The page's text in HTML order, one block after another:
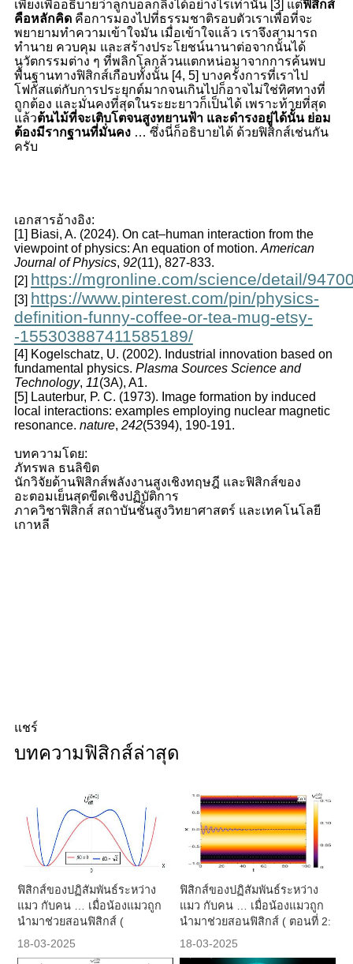
เพียงเพื่ออธิบายว่าลูกบอลกลิ้งได้อย่างไรเท่านั้น [ 3] แต่ฟิสิกส์
คือหลักคิดคือการมองไปที่ธรรมชาติรอบตัวเราเพื่อที่จะ
พยายามทำความเข้าใจมัน เมื่อเข้าใจแล้ว เราจึงสามารถ
ทำนาย ควบคุม และสร้างประโยชน์นานาต่อจากนั้นได้
นวัตกรรมต่าง ๆ ที่พลิกโลกล้วนแตกหน่อมาจากการค้นพบ
พื้นฐานทางฟิสิกส์เกือบทั้งนั้น [4, 5] บางครั้งการที่เราไป
โฟกัสแต่กับการประยุกต์มากจนเกินไปก็อาจไม่ใช่ทิศทางที่
ถูกต้อง และมั่นคงที่สุดในระยะยาวก็เป็นได้ เพราะท้ายที่สุด
แล้วต้นไม้ที่จะเติบโตจนสูงทยานฟ้า และดำรงอยู่ได้นั้น ย่อม
ต้องมีรากฐานที่มั่นคง… ซึ่งนี่ก็อธิบายได้ ด้วยฟิสิกส์เช่นกัน
ครับ
เอกสารอ้างอิง:
[1] Biasi, A. (2024). On cat–human interaction from the
viewpoint of physics: An equation of motion. American
Journal of Physics, 92(11), 827-833.
[2] https://mgronline.com/science/detail/
[3] https://www.pinterest.com/pin/physics-
definition-funny-coffee-or-tea-mug-etsy-
-155303887411585189/
[4] Kogelschatz, U. (2002). Industrial innovation based on
fundamental physics. Plasma Sources Science and
Technology, 11(3A), A1.
[5] Lauterbur, P. C. (1973). Image formation by induced
local interactions: examples employing nuclear magnetic
resonance. nature, 242(5394), 190-191.
บทความโดย:
ภัทรพล ธนลิขิต
นักวิจัยด้านฟิสิกส์พลังงานสูงเชิงทฤษฎี และฟิสิกส์ของ
อะตอมเย็นสุดขีดเชิงปฏิบัติการ
ภาควิชาฟิสิกส์ สถาบันชั้นสูงวิทยาศาสตร์ และเทคโนโลยี
เกาหลี
แชร์
บทความฟิสิกส์ล่าสุด
ฟิสิกส์ของปฏิสัมพันธ์ระหว่าง
แมว กับคน … เมื่อน้องแมวถูก
นำมาช่วยสอนฟิสิกส์ (
พฤติกรรมที่น่าฉงน และบทสรุป
18-03-2025
ฟิสิกส์ของปฏิสัมพันธ์ระหว่าง
แมว กับคน … เมื่อน้องแมวถูก
นำมาช่วยสอนฟิสิกส์ ( ตอนที่ 2:
คำอธิบายพฤติกรรมหลัก )
18-03-2025